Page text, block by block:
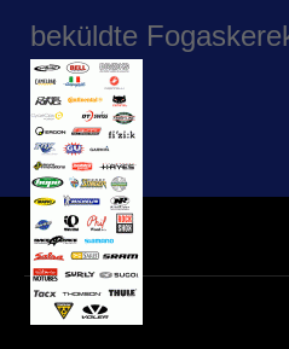
beküldte